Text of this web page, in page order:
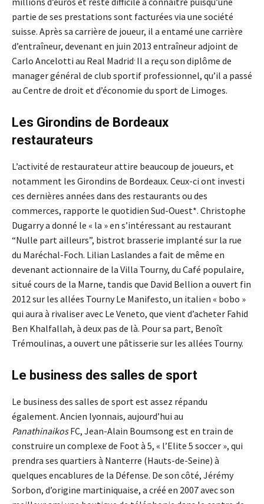
partie de ses prestations sont facturées via une société
suisse. Après sa carrière de joueur, il a entamé une carrière
d’entraîneur, devenant en juin 2013 entraîneur adjoint de
Carlo Ancelotti au Real Madrid. Il a reçu son diplôme de
manager général de club sportif professionnel, qu’il a passé
au Centre de droit et d’économie du sport de Limoges.
Les Girondins de Bordeaux
restaurateurs
L’activité de restaurateur attire beaucoup de joueurs, et
notamment les Girondins de Bordeaux. Ceux-ci ont investi
ces dernières années dans des restaurants ou des
commerces, rapporte le quotidien Sud-Ouest*. Christophe
Dugarry a donné le « la » en s’intéressant au restaurant
“Nulle part ailleurs”, bistrot brasserie implanté sur la rue
du Maréchal-Foch. Lilian Laslandes a fait de même en
devenant actionnaire de la Villa Tourny, du Café populaire,
situé cours de la Marne, tandis que David Bellion a ouvert fin
2012 sur les allées Tourny Le Manifesto, un italien « bobo »
qui aura à rivaliser avec Le Veneto, que vient d’acheter Fahid
Ben Khalfallah, à deux pas de là. Pour sa part, Benoît
Trémoulinas, a ouvert une pâtisserie sur les allées Tourny.
Le business des salles de sport
Le business des salles de sport est assez répandu
également. Ancien lyonnais, aujourd’hui au
PanathinaikosFC, Jean-Alain Boumsong est en train de
construire un complexe de Foot à 5, « l’Elite 5 soccer », qui
prendra ses quartiers à Nanterre (Hauts-de-Seine) à
quelques encablures de la Défense. De son côté, Jérémy
Sorbon, d’origine martiniquaise, a créé en 2007 avec son